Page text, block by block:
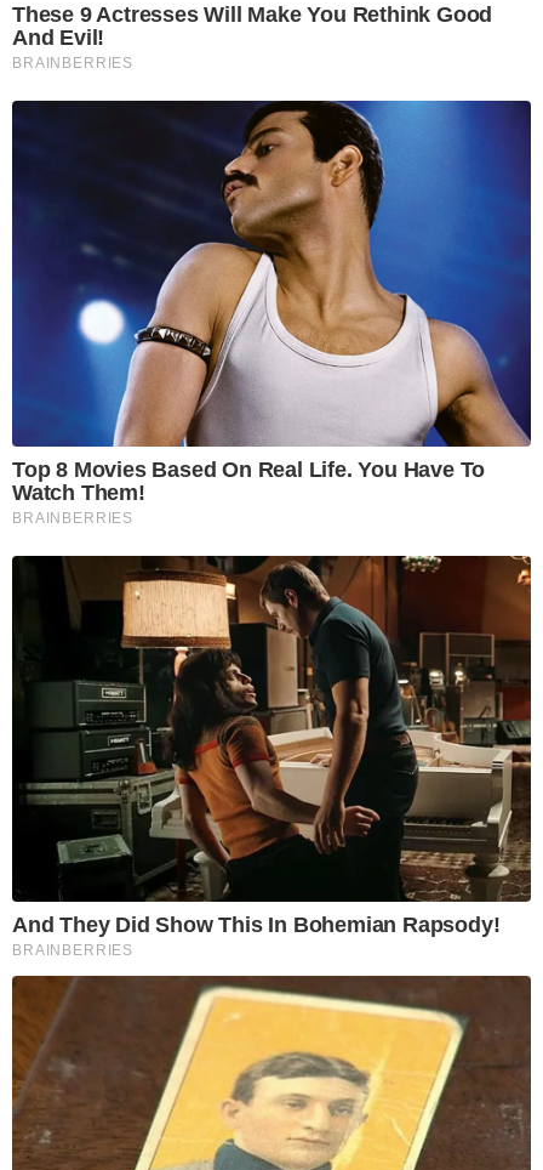
These 9 Actresses Will Make You Rethink Good
And Evil!
BRAINBERRIES
Top 8 Movies Based On Real Life. You Have To
Watch Them!
BRAINBERRIES
And They Did Show This In Bohemian Rapsody!
BRAINBERRIES